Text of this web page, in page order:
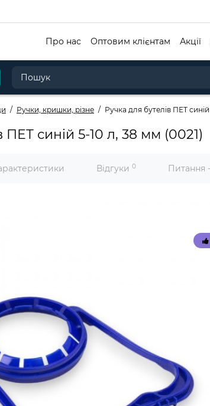
Про нас Оптовим клієнтам Акції
Ручки, кришки, різне Ручка для бутелів ПЕТ
ПЕТ синій 5-10 л, 38 мм (0021)
Відгуки 0 Питання